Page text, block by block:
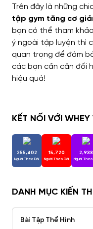
Trên đây là những
tập gym tăng cơ
bạn có thể tham khảo
ý ngoài tập luyện thì
quan trọng để đảm
các bạn cần cân đối
hiệu quả!
KẾT NỐI VỚI WHEY
255,402
Người Theo Dõi
15,720
Người Theo Dõi
2,938
Người Theo
DANH MỤC KIẾN
Bài Tập Thể Hình